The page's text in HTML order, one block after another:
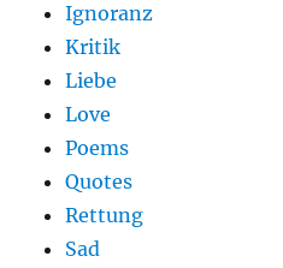
Ignoranz
Kritik
Liebe
Love
Poems
Quotes
Rettung
Sad